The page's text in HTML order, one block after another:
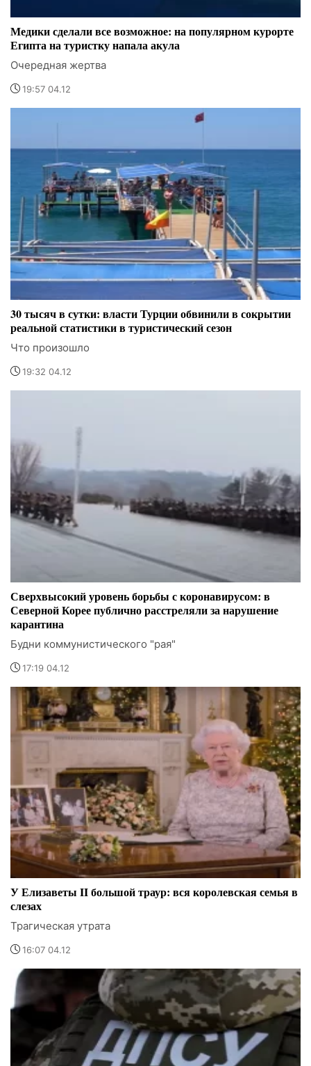
Медики сделали все возможное: на популярном курорте
Египта на туристку напала акула
Очередная жертва
19:57 04.12
30 тысяч в сутки: власти Турции обвинили в сокрытии
реальной статистики в туристический сезон
Что произошло
19:32 04.12
Сверхвысокий уровень борьбы с коронавирусом: в
Северной Корее публично расстреляли за нарушение
карантина
Будни коммунистического "рая"
17:19 04.12
У Елизаветы II большой траур: вся королевская семья в
слезах
Трагическая утрата
16:07 04.12